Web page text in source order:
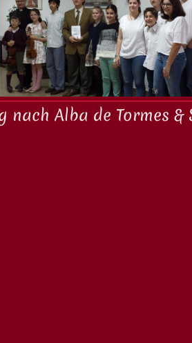
nach Alba de Tormes